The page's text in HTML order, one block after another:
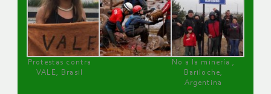
Protestas contra
VALE, Brasil
No a la minería ,
Bariloche,
Argentina